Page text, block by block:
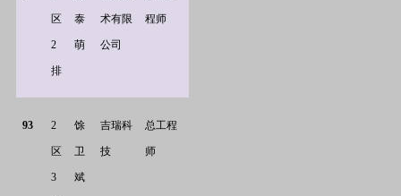
区
2
排
泰
萌
术有限
公司
程师
93 2
区
3
馀
卫
斌
吉瑞科
技
总工程
师